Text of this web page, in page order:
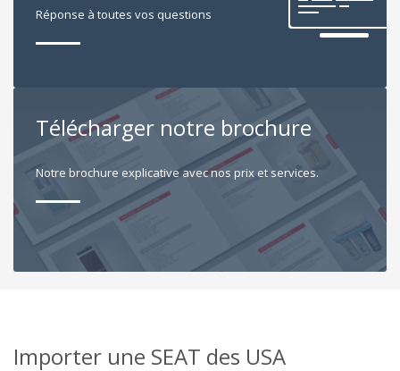
Réponse à toutes vos questions
Télécharger notre brochure
Notre brochure explicative avec nos prix et services.
Importer une SEAT des USA